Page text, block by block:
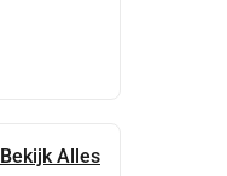
Bekijk Alles